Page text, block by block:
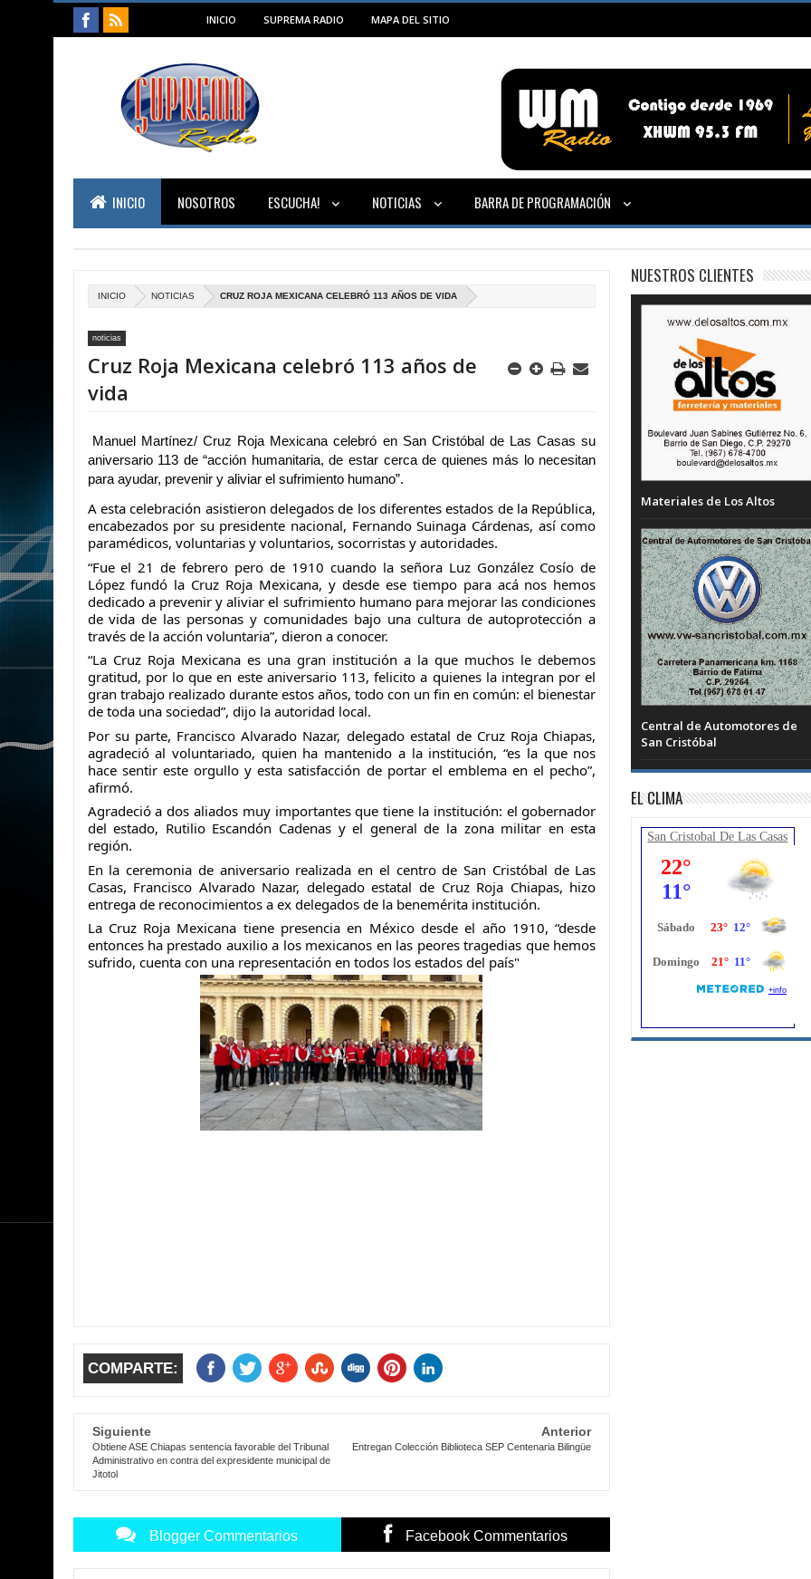
INICIO SUPREMA RADIO MAPA DEL SITIO
INICIO NOSOTROS ESCUCHA! NOTICIAS BARRA DE PROGRAMACIÓN
INICIO NOTICIAS CRUZ ROJA MEXICANA CELEBRÓ 113 AÑOS DE VIDA
noticias
Cruz Roja Mexicana celebró 113 años de
vida
Manuel Martínez/ Cruz Roja Mexicana celebró en San Cristóbal de Las Casas su
aniversario 113 de “acción humanitaria, de estar cerca de quienes más lo necesitan
para ayudar, prevenir y aliviar el sufrimiento humano”.
A esta celebración asistieron delegados de los diferentes estados de la República,
encabezados por su presidente nacional, Fernando Suinaga Cárdenas, así como
paramédicos, voluntarias y voluntarios, socorristas y autoridades.
“Fue el 21 de febrero pero de 1910 cuando la señora Luz González Cosío de
López fundó la Cruz Roja Mexicana, y desde ese tiempo para acá nos hemos
dedicado a prevenir y aliviar el sufrimiento humano para mejorar las condiciones
de vida de las personas y comunidades bajo una cultura de autoprotección a
través de la acción voluntaria”, dieron a conocer.
“La Cruz Roja Mexicana es una gran institución a la que muchos le debemos
gratitud, por lo que en este aniversario 113, felicito a quienes la integran por el
gran trabajo realizado durante estos años, todo con un fin en común: el bienestar
de toda una sociedad”, dijo la autoridad local.
Por su parte, Francisco Alvarado Nazar, delegado estatal de Cruz Roja Chiapas,
agradeció al voluntariado, quien ha mantenido a la institución, “es la que nos
hace sentir este orgullo y esta satisfacción de portar el emblema en el pecho”,
afirmó.
Agradeció a dos aliados muy importantes que tiene la institución: el gobernador
del estado, Rutilio Escandón Cadenas y el general de la zona militar en esta
región.
En la ceremonia de aniversario realizada en el centro de San Cristóbal de Las
Casas, Francisco Alvarado Nazar, delegado estatal de Cruz Roja Chiapas, hizo
entrega de reconocimientos a ex delegados de la benemérita institución.
La Cruz Roja Mexicana tiene presencia en México desde el año 1910, “desde
entonces ha prestado auxilio a los mexicanos en las peores tragedias que hemos
sufrido, cuenta con una representación en todos los estados del país"
COMPARTE:
Siguiente
Obtiene ASE Chiapas sentencia favorable del Tribunal
Administrativo en contra del expresidente municipal de
Jitotol
Anterior
Entregan Colección Biblioteca SEP Centenaria Bilingüe
Blogger Commentarios Facebook Commentarios
NUESTROS CLIENTES
Materiales de Los Altos
Central de Automotores de
San Cristóbal
EL CLIMA
San Cristobal De Las Casas